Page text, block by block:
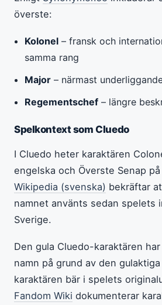
överste:
Kolonel – fransk och
samma rang
Major – närmast
Regementschef – längre
Spelkontext som Cluedo
I Cluedo heter karaktären
engelska och Överste Senap
Wikipedia (svenska) bekräftar
namnet använts sedan spelets
Sverige.
Den gula Cluedo-karaktären
namn på grund av den
karaktären bär i spelets
Fandom Wiki dokumenterar